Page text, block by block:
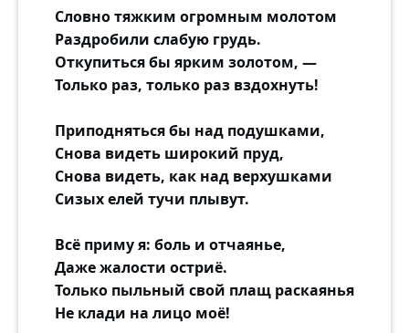
Словно тяжким огромным молотом
Раздробили слабую грудь.
Откупиться бы ярким золотом, —
Только раз, только раз вздохнуть!
Приподняться бы над подушками,
Снова видеть широкий пруд,
Снова видеть, как над верхушками
Сизых елей тучи плывут.
Всё приму я: боль и отчаянье,
Даже жалости остриё.
Только пыльный свой плащ раскаянья
Не клади на лицо моё!